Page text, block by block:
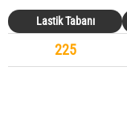
Lastik Tabanı
225